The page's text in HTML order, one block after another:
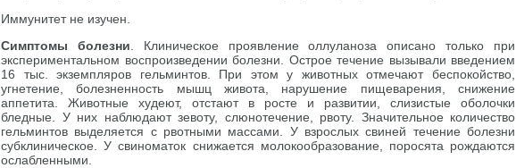
Иммунитет не изучен.
Симптомы болезни . Клиническое проявление оллуланоза описано только при
экспериментальном воспроизведении болезни. Острое течение вызывали введением
16 тыс. экземпляров гельминтов. При этом у животных отмечают беспокойство,
угнетение, болезненность мышц живота, нарушение пищеварения, снижение
аппетита. Животные худеют, отстают в росте и развитии, слизистые оболочки
бледные. У них наблюдают зевоту, слюнотечение, рвоту. Значительное количество
гельминтов выделяется с рвотными массами. У взрослых свиней течение болезни
субклиническое. У свиноматок снижается молокообразование, поросята рождаются
ослабленными.